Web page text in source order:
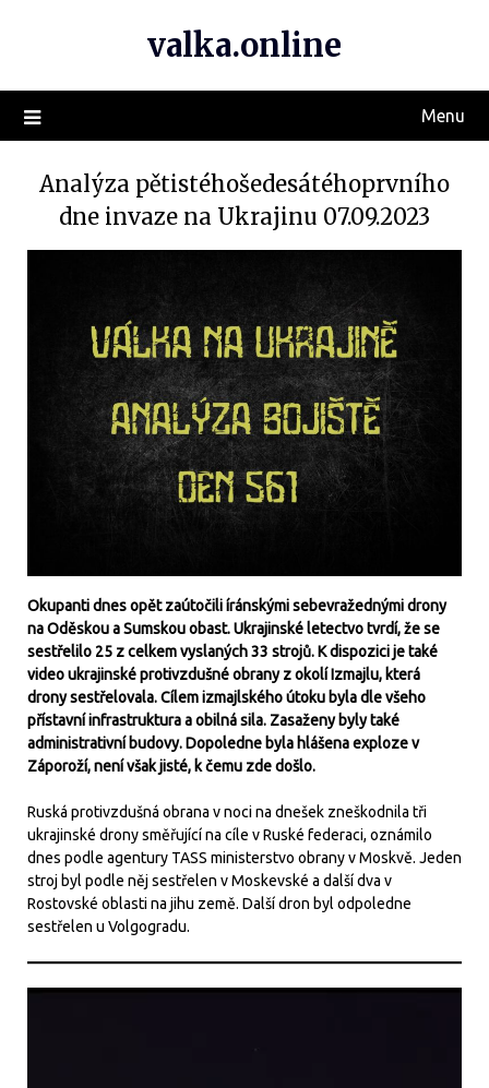
valka.online
Menu
Analýza pětistéhošedesátéhoprvního
dne invaze na Ukrajinu 07.09.2023
Okupanti dnes opět zaútočili íránskými sebevražednými drony
na Oděskou a Sumskou obast. Ukrajinské letectvo tvrdí, že se
sestřelilo 25 z celkem vyslaných 33 strojů. K dispozici je také
video ukrajinské protivzdušné obrany z okolí Izmajlu, která
drony sestřelovala. Cílem izmajlského útoku byla dle všeho
přístavní infrastruktura a obilná sila. Zasaženy byly také
administrativní budovy. Dopoledne byla hlášena exploze v
Záporoží, není však jisté, k čemu zde došlo.
Ruská protivzdušná obrana v noci na dnešek zneškodnila tři
ukrajinské drony směřující na cíle v Ruské federaci, oznámilo
dnes podle agentury TASS ministerstvo obrany v Moskvě. Jeden
stroj byl podle něj sestřelen v Moskevské a další dva v
Rostovské oblasti na jihu země. Další dron byl odpoledne
sestřelen u Volgogradu.